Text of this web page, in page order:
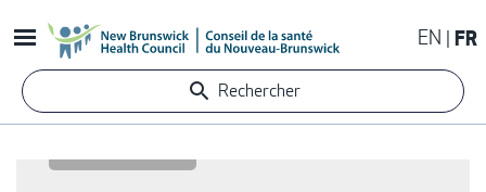
au
contenu
principal
EN FR
Rechercher